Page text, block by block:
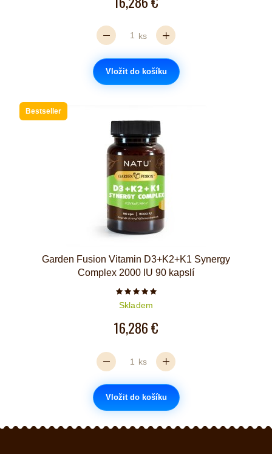
ks
Vložit do košíku
Bestseller
Garden Fusion Vitamin D3+K2+K1 Synergy
Complex 2000 IU 90 kapslí
Počet hvězdiček je 5 z 5
Skladem
16,286 €
ks
Vložit do košíku